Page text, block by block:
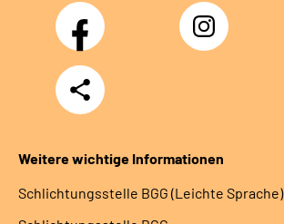
Facebook Instagram
Teilen
Weitere wichtige Informationen
Schlich­tungs­stel­le BGG (Leichte Sprache)